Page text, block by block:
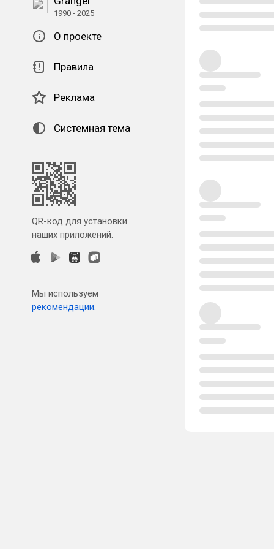
1990 - 2025
О проекте
Правила
Реклама
Системная тема
QR-код для установки
наших приложений.
Мы используем
рекомендации.